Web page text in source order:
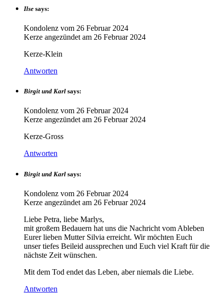
Ilse says:
Kondolenz vom 26 Februar 2024
Kerze angezündet am 26 Februar 2024
Kerze-Klein
Antworten
Birgit und Karl says:
Kondolenz vom 26 Februar 2024
Kerze angezündet am 26 Februar 2024
Kerze-Gross
Antworten
Birgit und Karl says:
Kondolenz vom 26 Februar 2024
Kerze angezündet am 26 Februar 2024
Liebe Petra, liebe Marlys,
mit großem Bedauern hat uns die Nachricht vom Ableben
Eurer lieben Mutter Silvia erreicht. Wir möchten Euch
unser tiefes Beileid aussprechen und Euch viel Kraft für die
nächste Zeit wünschen.
Mit dem Tod endet das Leben, aber niemals die Liebe.
Antworten